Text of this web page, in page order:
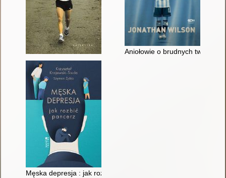
Aniołowie o brudnych
Męska depresja : jak rozbić pancerz